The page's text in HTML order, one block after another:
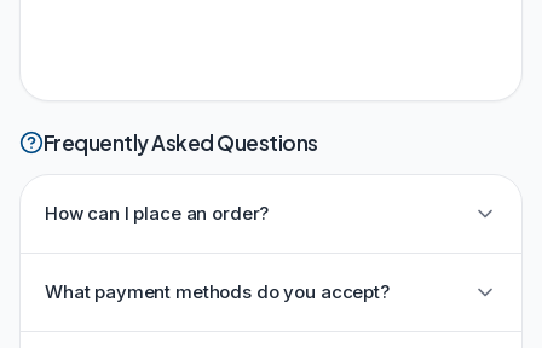
Frequently Asked Questions
How can I place an order?
What payment methods do you accept?